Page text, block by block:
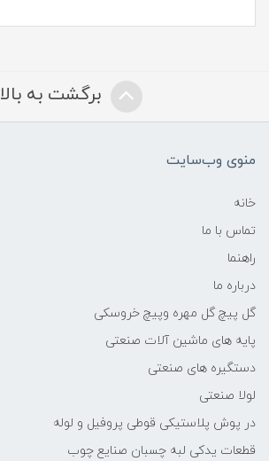
برگشت به بالا
منوی وب‌سایت
خانه
تماس با ما
راهنما
درباره ما
گل پیچ گل مهره وپیچ خروسکی
پایه های ماشین آلات صنعتی
دستگیره های صنعتی
لولا صنعتی
در پوش پلاستیکی قوطی پروفیل و لوله
قطعات یدکی لبه چسبان صنایع چوب